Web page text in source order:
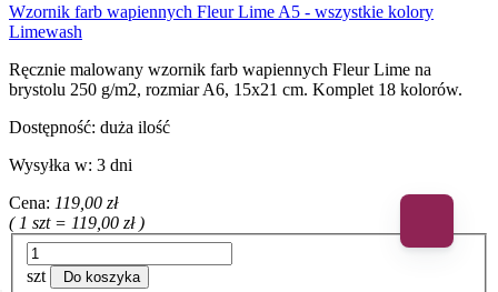
Wzornik farb wapiennych Fleur Lime A5 - wszystkie kolory
Limewash
Ręcznie malowany wzornik farb wapiennych Fleur Lime na
brystolu 250 g/m2, rozmiar A6, 15x21 cm. Komplet 18 kolorów.
Dostępność: duża ilość
Wysyłka w: 3 dni
Cena: 119,00 zł
( 1 szt = 119,00 zł )
szt Do koszyka